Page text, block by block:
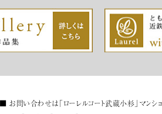
■ お問い合わせは「ローレルコート武蔵小杉」 マンシ